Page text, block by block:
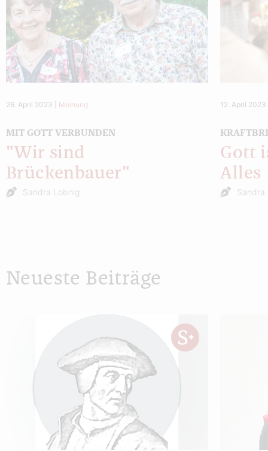
26. April 2023 Meinung
MIT GOTT VERBUNDEN
"Wir sind
Brückenbauer"
Sandra Lobnig
12. April 2023
Gott
Alles
Sandra
Neueste Beiträge